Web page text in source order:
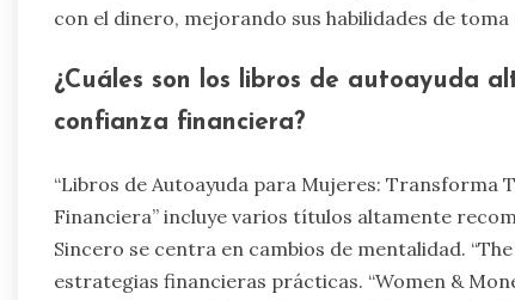
con el dinero, mejorando sus habilidades de
¿Cuáles son los libros de autoayuda
confianza financiera?
“Libros de Autoayuda para Mujeres: Transforma
Financiera” incluye varios títulos altamente
Sincero se centra en cambios de mentalidad.
estrategias financieras prácticas. “Women &